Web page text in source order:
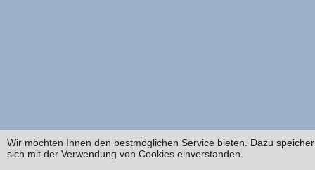
Wir möchten Ihnen den bestmöglichen Service bieten. Dazu
sich mit der Verwendung von Cookies einverstanden.